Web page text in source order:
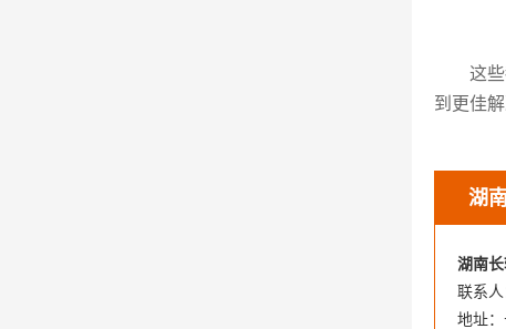
这
到更佳
湖
湖南
联系
地址